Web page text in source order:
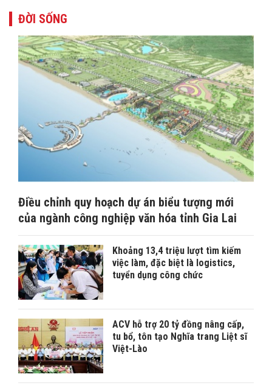
ĐỜI SỐNG
Điều chỉnh quy hoạch dự án biểu tượng mới
của ngành công nghiệp văn hóa tỉnh Gia Lai
Khoảng 13,4 triệu lượt tìm kiếm
việc làm, đặc biệt là logistics,
tuyển dụng công chức
ACV hỗ trợ 20 tỷ đồng nâng cấp,
tu bổ, tôn tạo Nghĩa trang Liệt sĩ
Việt-Lào